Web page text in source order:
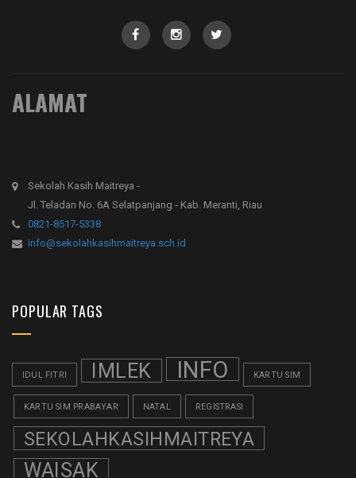
ALAMAT
Sekolah Kasih Maitreya -
Jl. Teladan No. 6A Selatpanjang - Kab. Meranti, Riau
0821-8517-5338
info@sekolahkasihmaitreya.sch.id
POPULAR TAGS
IDUL FITRI IMLEK INFO KARTU SIM
KARTU SIM PRABAYAR NATAL REGISTRASI
SEKOLAHKASIHMAITREYA
WAISAK